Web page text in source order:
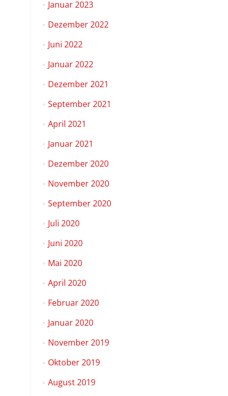
Januar 2023
Dezember 2022
Juni 2022
Januar 2022
Dezember 2021
September 2021
April 2021
Januar 2021
Dezember 2020
November 2020
September 2020
Juli 2020
Juni 2020
Mai 2020
April 2020
Februar 2020
Januar 2020
November 2019
Oktober 2019
August 2019